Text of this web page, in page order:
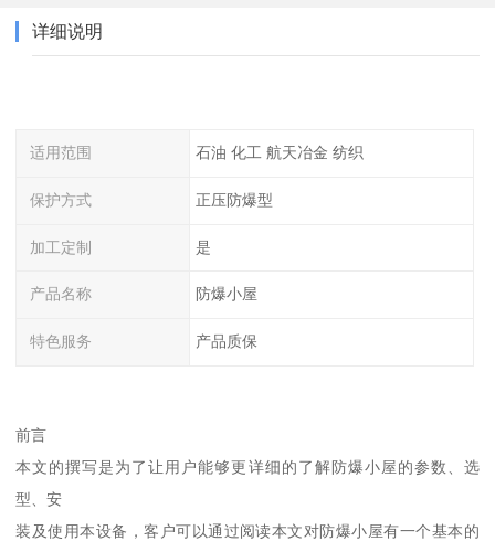
详细说明
适用范围 石油 化工 航天冶金 纺织
保护方式 正压防爆型
加工定制 是
产品名称 防爆小屋
特色服务 产品质保
前言
本文的撰写是为了让用户能够更详细的了解防爆小屋的参数、选
型、安
装及使用本设备，客户可以通过阅读本文对防爆小屋有一个基本的